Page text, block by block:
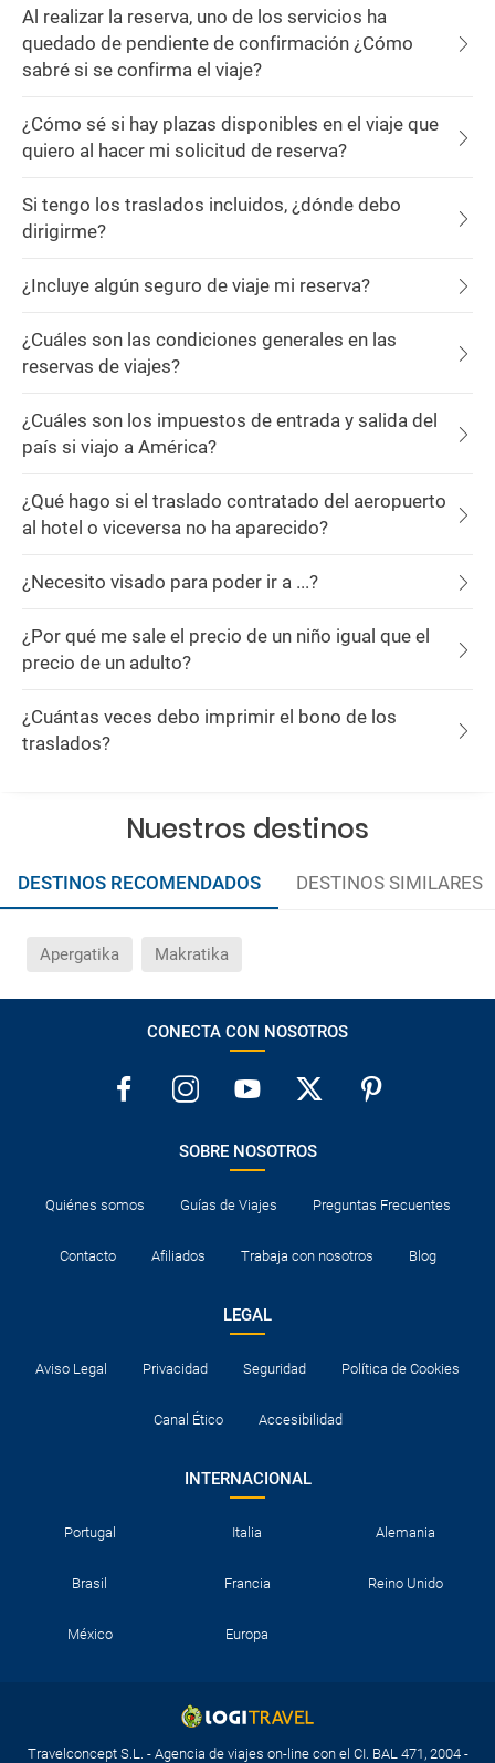
Al realizar la reserva, uno de los servicios ha
quedado de pendiente de confirmación ¿Cómo
sabré si se confirma el viaje?
¿Cómo sé si hay plazas disponibles en el viaje que
quiero al hacer mi solicitud de reserva?
Si tengo los traslados incluidos, ¿dónde debo
dirigirme?
¿Incluye algún seguro de viaje mi reserva?
¿Cuáles son las condiciones generales en las
reservas de viajes?
¿Cuáles son los impuestos de entrada y salida del
país si viajo a América?
¿Qué hago si el traslado contratado del aeropuerto
al hotel o viceversa no ha aparecido?
¿Necesito visado para poder ir a ...?
¿Por qué me sale el precio de un niño igual que el
precio de un adulto?
¿Cuántas veces debo imprimir el bono de los
traslados?
Nuestros destinos
DESTINOS RECOMENDADOS DESTINOS SIMILARES
Apergatika Makratika
CONECTA CON NOSOTROS
SOBRE NOSOTROS
Quiénes somos Guías de Viajes Preguntas Frecuentes
Contacto Afiliados Trabaja con nosotros Blog
LEGAL
Aviso Legal Privacidad Seguridad Política de Cookies
Canal Ético Accesibilidad
INTERNACIONAL
Portugal Italia Alemania
Brasil Francia Reino Unido
México Europa
Travelconcept S.L. - Agencia de viajes on-line con el CI. BAL 471, 2004 -